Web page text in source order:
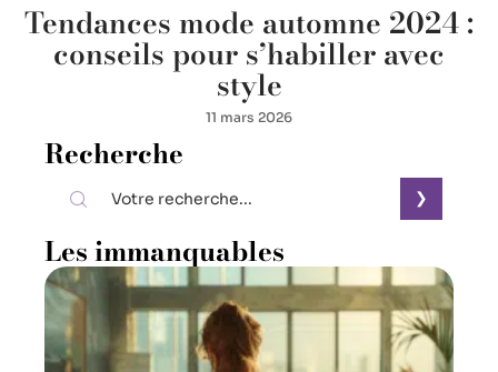
Tendances mode automne 2024 :
conseils pour s’habiller avec
style
11 mars 2026
Recherche
Les immanquables